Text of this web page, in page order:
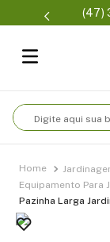
(47)
Digite aqui sua
Equipamento Para
Pazinha Larga